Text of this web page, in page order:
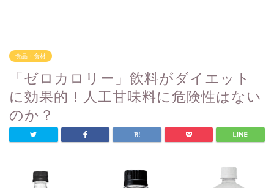
食品・食材
「ゼロカロリー」飲料がダイエット
に効果的！人工甘味料に危険性はない
のか？